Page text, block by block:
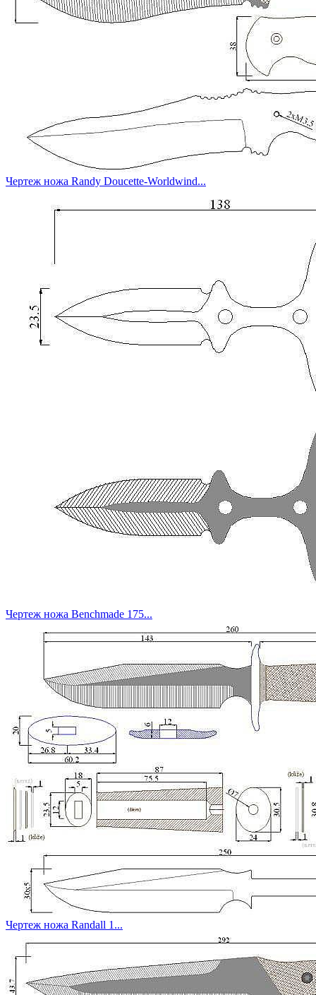
Чертеж ножа Randy Doucette-Worldwind...
Чертеж ножа Benchmade 175...
Чертеж ножа Randall 1...